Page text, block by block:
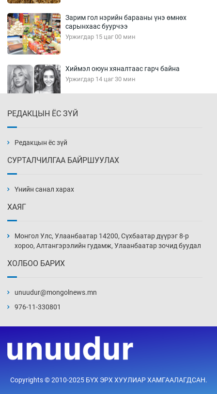
Зарим гол нэрийн барааны үнэ өмнөх
сарынхаас буурчээ
Уржигдар 15 цаг 00 мин
Хиймэл оюун хяналтаас гарч байна
Уржигдар 14 цаг 30 мин
Уржигдар 14 цаг 00 мин
нэмэгджээ
Уржигдар 13 цаг 30 мин
Уржигдар 13 цаг 00 мин
Уржигдар 12 цаг 30 мин
үйлчилж буй гэв
РЕДАКЦЫН ЁС ЗҮЙ
Редакцын ёс зүй
СУРТАЛЧИЛГАА БАЙРШУУЛАХ
Үнийн санал харах
ХАЯГ
Монгол Улс, Улаанбаатар 14200, Сүхбаатар дүүрэг 8-р
хороо, Алтангэрэлийн гудамж, Улаанбаатар зочид буудал
ХОЛБОО БАРИХ
unuudur@mongolnews.mn
976-11-330801
Copyrights © 2010-2025 БҮХ ЭРХ ХУУЛИАР ХАМГААЛАГДСАН.